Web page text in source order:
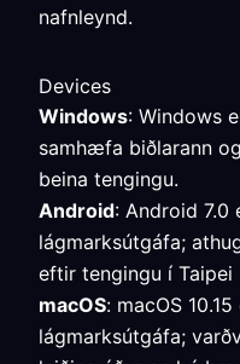
nafnleynd.
Devices
Windows: Windows
samhæfa biðlarann
beina tengingu.
Android: Android 7.0
lágmarksútgáfa;
eftir tengingu í Taipei
macOS: macOS
lágmarksútgáfa;